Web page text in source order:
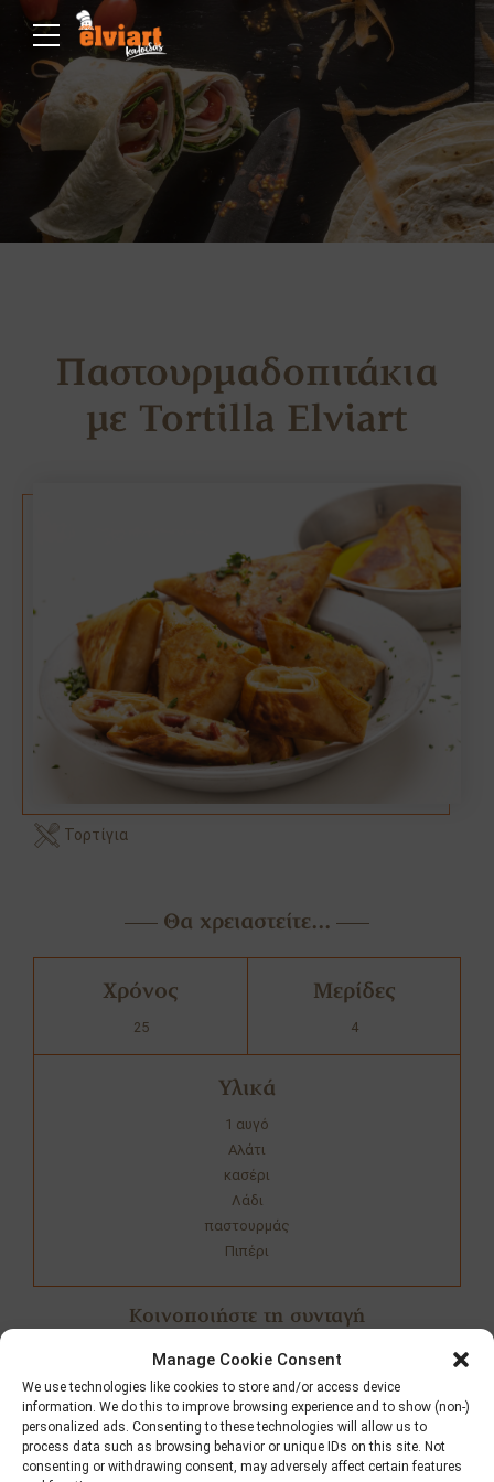
Manage Cookie Consent
We use technologies like cookies to store and/or access device
information. We do this to improve browsing experience and to show (non-)
personalized ads. Consenting to these technologies will allow us to
process data such as browsing behavior or unique IDs on this site. Not
consenting or withdrawing consent, may adversely affect certain features
Παστουρμαδοπιτάκια
με Tortilla Elviart
Τορτίγια
Θα χρειαστείτε...
Χρόνος
25
Μερίδες
4
Υλικά
1 αυγό
Αλάτι
κασέρι
Λάδι
παστουρμάς
Πιπέρι
Κοινοποιήστε τη συνταγή
Προετοιμασία
Κόβουμε μια tortilla σε φαρδιές λωρίδες. Σε ένα